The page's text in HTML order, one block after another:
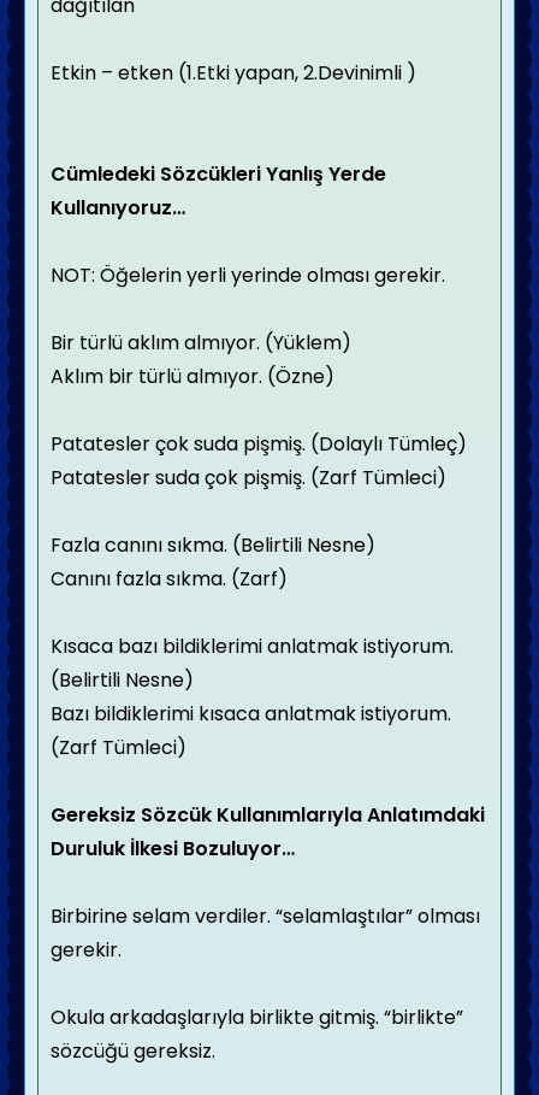
Etkin – etken (1.Etki yapan, 2.Devinimli )
Cümledeki Sözcükleri Yanlış Yerde
Kullanıyoruz…
NOT: Öğelerin yerli yerinde olması gerekir.
Bir türlü aklım almıyor. (Yüklem)
Aklım bir türlü almıyor. (Özne)
Patatesler çok suda pişmiş. (Dolaylı Tümleç)
Patatesler suda çok pişmiş. (Zarf Tümleci)
Fazla canını sıkma. (Belirtili Nesne)
Canını fazla sıkma. (Zarf)
Kısaca bazı bildiklerimi anlatmak istiyorum.
(Belirtili Nesne)
Bazı bildiklerimi kısaca anlatmak istiyorum.
(Zarf Tümleci)
Gereksiz Sözcük Kullanımlarıyla Anlatımdaki
Duruluk İlkesi Bozuluyor…
Birbirine selam verdiler. “selamlaştılar” olması
gerekir.
Okula arkadaşlarıyla birlikte gitmiş. “birlikte”
sözcüğü gereksiz.